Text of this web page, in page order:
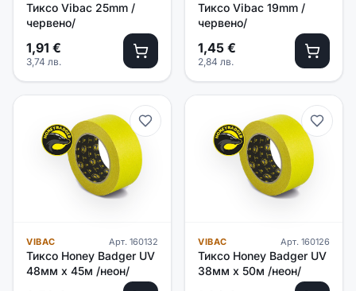
Тиксо Vibac 25mm /
червено/
1,91 €
3,74 лв.
Тиксо Vibac 19mm /
червено/
1,45 €
2,84 лв.
VIBAC Арт. 160132
Тиксо Honey Badger UV
48мм х 45м /неон/
VIBAC Арт. 160126
Тиксо Honey Badger UV
38мм х 50м /неон/